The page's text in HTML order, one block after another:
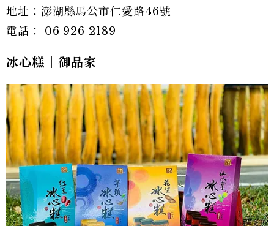
地址：澎湖縣馬公市仁愛路46號
電話： 06 926 2189
冰心糕｜御品家